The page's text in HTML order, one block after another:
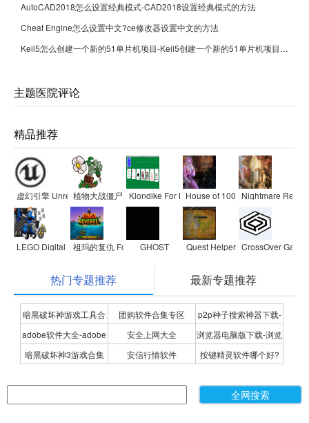
AutoCAD2018怎么设置经典模式-CAD2018设置经典模式的方法
Cheat Engine怎么设置中文?ce修改器设置中文的方法
Keil5怎么创建一个新的51单片机项目-Keil5创建一个新的51单片机项目的方法
主题医院评论
精品推荐
虚幻引擎 Unreal Engine 4 Mac
植物大战僵尸 For MacKlondike For MacHouse of 1000 DoorsNightmare Realm
LEGO Digital Designer For Mac
祖玛的复仇 For MacGHOST Quest Helper CrossOver
热门专题推荐 最新专题推荐
暗黑破坏神游戏工具合
集
团购软件合集专区
p2p种子搜索神器下载-
P2P种子搜索神器专题
adobe软件大全-adobe
全系列软件下载-adobe
安全上网大全
浏览器电脑版下载-浏览
器下载合集
暗黑破坏神3游戏合集 安信行情软件
按键精灵软件哪个好?